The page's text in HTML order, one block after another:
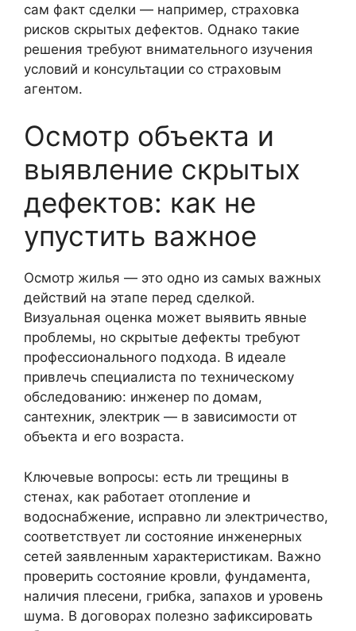
сам факт сделки — например, страховка
рисков скрытых дефектов. Однако такие
решения требуют внимательного изучения
условий и консультации со страховым
агентом.
Осмотр объекта и
выявление скрытых
дефектов: как не
упустить важное
Осмотр жилья — это одно из самых важных
действий на этапе перед сделкой.
Визуальная оценка может выявить явные
проблемы, но скрытые дефекты требуют
профессионального подхода. В идеале
привлечь специалиста по техническому
обследованию: инженер по домам,
сантехник, электрик — в зависимости от
объекта и его возраста.
Ключевые вопросы: есть ли трещины в
стенах, как работает отопление и
водоснабжение, исправно ли электричество,
соответствует ли состояние инженерных
сетей заявленным характеристикам. Важно
проверить состояние кровли, фундамента,
наличия плесени, грибка, запахов и уровень
шума. В договорах полезно зафиксировать